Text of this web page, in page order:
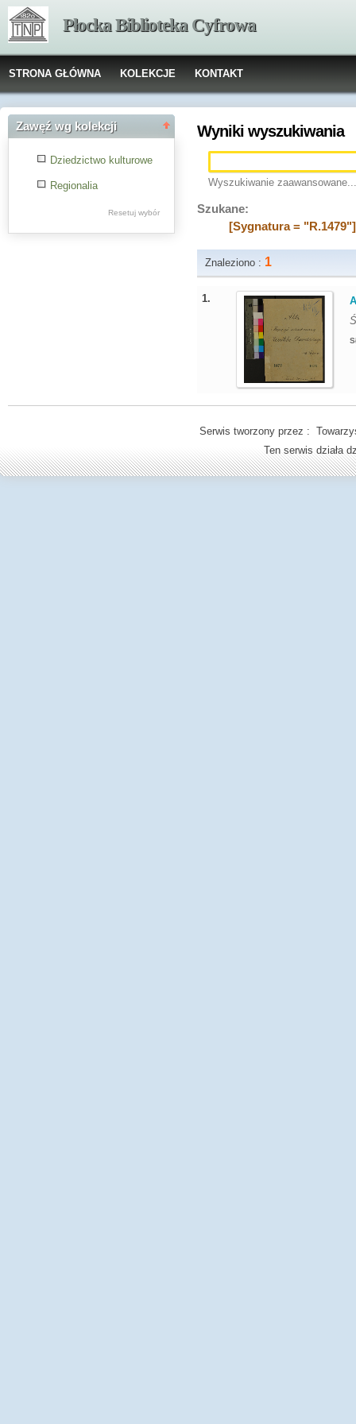
Płocka Biblioteka Cyfrowa
STRONA GŁÓWNA KOLEKCJE KONTAKT
Zawęź wg kolekcji
Dziedzictwo kulturowe
Regionalia
Resetuj wybór
Wyniki wyszukiwania
Wyszukiwanie zaawansowane...
Szukane:
[Sygnatura = "R.1479"]
Znaleziono : 1
1.
Serwis tworzony przez :
Ten serwis działa